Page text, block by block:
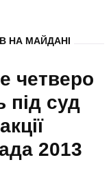
НА МАЙДАНІ
четверо
під суд
2013